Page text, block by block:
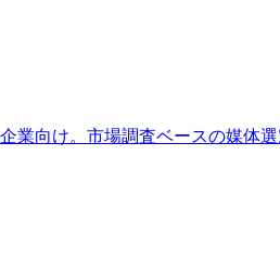
向け。市場調査ベースの媒体